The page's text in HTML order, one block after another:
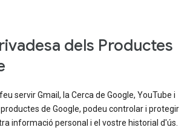
dels Productes
servir Gmail, la Cerca de Google, YouTube i
de Google, podeu controlar i protegir
informació personal i el vostre historial d'ús.